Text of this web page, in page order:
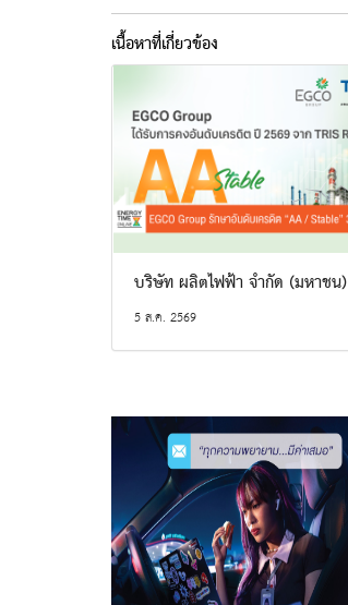
เนื้อหาที่เกี่ยวข้อง
บริษัท ผลิตไฟฟ้า จำกัด (มหาชน)
5 ส.ค. 2569